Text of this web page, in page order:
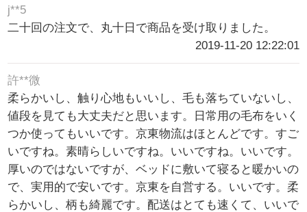
j**5
二十回の注文で、丸十日で商品を受け取りました。
2019-11-20 12:22:01
許**微
柔らかいし、触り心地もいいし、毛も落ちていないし、
値段を見ても大丈夫だと思います。日常用の毛布をいく
つか使ってもいいです。京東物流はほとんどです。すご
いですね。素晴らしいですね。いいですね。いいです。
厚いのではないですが、ベッドに敷いて寝ると暖かいの
で、実用的で安いです。京東を自営する。いいです。柔
らかいし、柄も綺麗です。配送はとても速くて、いいで